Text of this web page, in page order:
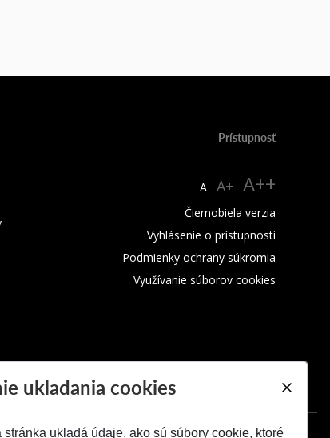
Prístupnosť
A A+ A++
Čiernobiela verzia
Vyhlásenie o prístupnosti
Podmienky ochrany súkromia
Využívanie súborov cookies
ukladania cookies
stránka ukladá údaje, ako sú súbory cookie, ktoré